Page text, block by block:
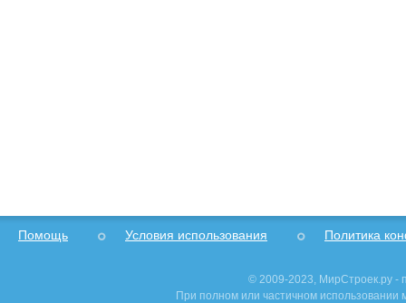
Помощь Условия использования Политика
© 2009-2023, МирСтроек.ру -
При полном или частичном использовании